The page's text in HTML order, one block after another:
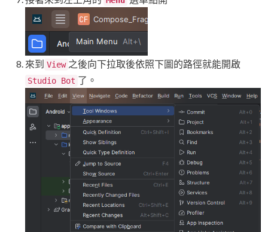
來到 View 之後向下拉取後依照下圖的路徑就能開啟
Studio Bot 了。